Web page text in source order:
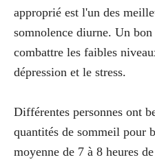
approprié est l'un des
somnolence diurne. Un
combattre les faibles
dépression et le stress.
Différentes personnes ont
quantités de sommeil pour
moyenne de 7 à 8 heures